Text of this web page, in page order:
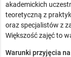
akademickich
teoretyczną z
oraz specjalistów z
Większość zajęć to
Warunki przyjęcia